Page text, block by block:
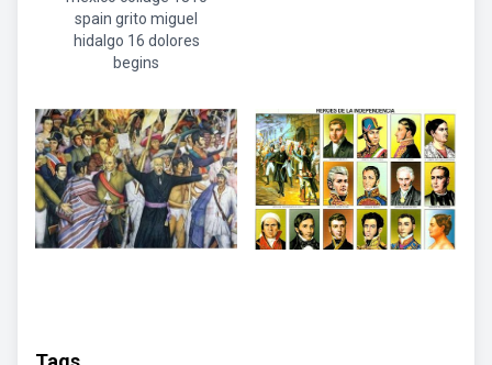
spain grito miguel
hidalgo 16 dolores
begins